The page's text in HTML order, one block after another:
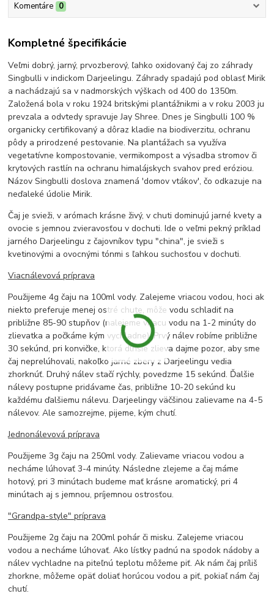
Komentáre 0
Kompletné špecifikácie
Veľmi dobrý, jarný, prvozberový, ľahko oxidovaný čaj zo záhrady
Singbulli v indickom Darjeelingu. Záhrady spadajú pod oblasť Mirik
a nachádzajú sa v nadmorských výškach od 400 do 1350m.
Založená bola v roku 1924 britskými plantážnikmi a v roku 2003 ju
prevzala a odvtedy spravuje Jay Shree. Dnes je Singbulli 100 %
organicky certifikovaný a dôraz kladie na biodiverzitu, ochranu
pôdy a prirodzené pestovanie. Na plantážach sa využíva
vegetatívne kompostovanie, vermikompost a výsadba stromov či
krytových rastlín na ochranu himalájskych svahov pred eróziou.
Názov Singbulli doslova znamená 'domov vtákov', čo odkazuje na
neďaleké údolie Mirik.
Čaj je svieži, v arómach krásne živý, v chuti dominujú jarné kvety a
ovocie s jemnou zvieravosťou v dochuti. Ide o veľmi pekný príklad
jarného Darjeelingu z čajovníkov typu "china", je svieži s
kvetinovými a ovocnými tónmi s ľahkou suchosťou v dochuti.
Viacnálevová príprava
Použijeme 4g čaju na 100ml vody. Zalejeme vriacou vodou, hoci ak
niekto preferuje menej ostré chute, môže vodu schladiť na
približne 85-90 stupňov (nalejeme vriacu vodu na 1-2 minúty do
zlievatka a počkáme kým vychladne). Prvý nálev robíme približne
30 sekúnd, pri konvičke, ktorá dlhšie zlieva dajme pozor, aby sme
čaj neprelúhovali, nakoľko jarné zbery z Darjeelingu vedia
zhorknúť. Druhý nálev stačí rýchly, povedzme 15 sekúnd. Ďalšie
nálevy postupne pridávame čas, približne 10-20 sekúnd ku
každému ďalšiemu nálevu. Darjeelingy väčšinou zalievame na 4-5
nálevov. Ale samozrejme, pijeme, kým chutí.
Jednonálevová príprava
Použijeme 3g čaju na 250ml vody. Zalievame vriacou vodou a
necháme lúhovať 3-4 minúty. Následne zlejeme a čaj máme
hotový, pri 3 minútach budeme mať krásne aromatický, pri 4
minútach aj s jemnou, príjemnou ostrosťou.
"Grandpa-style" príprava
Použijeme 2g čaju na 200ml pohár či misku. Zalejeme vriacou
vodou a necháme lúhovať. Ako lístky padnú na spodok nádoby a
nálev vychladne na piteľnú teplotu môžeme piť. Ak nám čaj príliš
zhorkne, môžeme opäť doliať horúcou vodou a piť, pokiaľ nám čaj
chutí.